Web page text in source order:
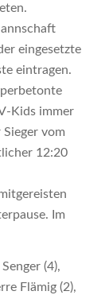
eingesetzte
eintragen.
Kids immer
vom
12:20
Im
(4),
Flämig (2),